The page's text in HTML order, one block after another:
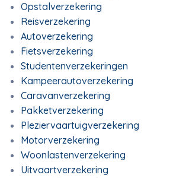
Opstalverzekering
Reisverzekering
Autoverzekering
Fietsverzekering
Studentenverzekeringen
Kampeerautoverzekering
Caravanverzekering
Pakketverzekering
Pleziervaartuigverzekering
Motorverzekering
Woonlastenverzekering
Uitvaartverzekering